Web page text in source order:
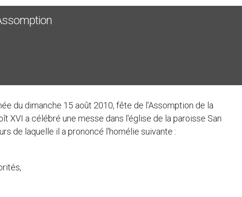
du dimanche 15 août 2010, fête de l'Assomption de la
XVI a célébré une messe dans l'église de la paroisse San
de laquelle il a prononcé l'homélie suivante :